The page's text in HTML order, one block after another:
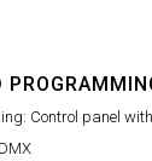
Control panel